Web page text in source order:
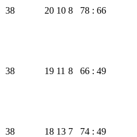
38 20 10 8 78 : 66
38 19 11 8 66 : 49
38 18 13 7 74 : 49